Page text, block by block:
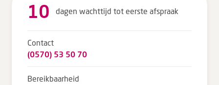
Over ons
Verwijzers
10 dagen wachttijd tot eerste afspraak
Contact
(0570) 53 50 70
Bereikbaarheid